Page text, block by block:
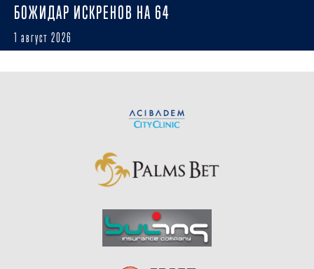
БОЖИДАР ИСКРЕНОВ НА 64
1 август 2026